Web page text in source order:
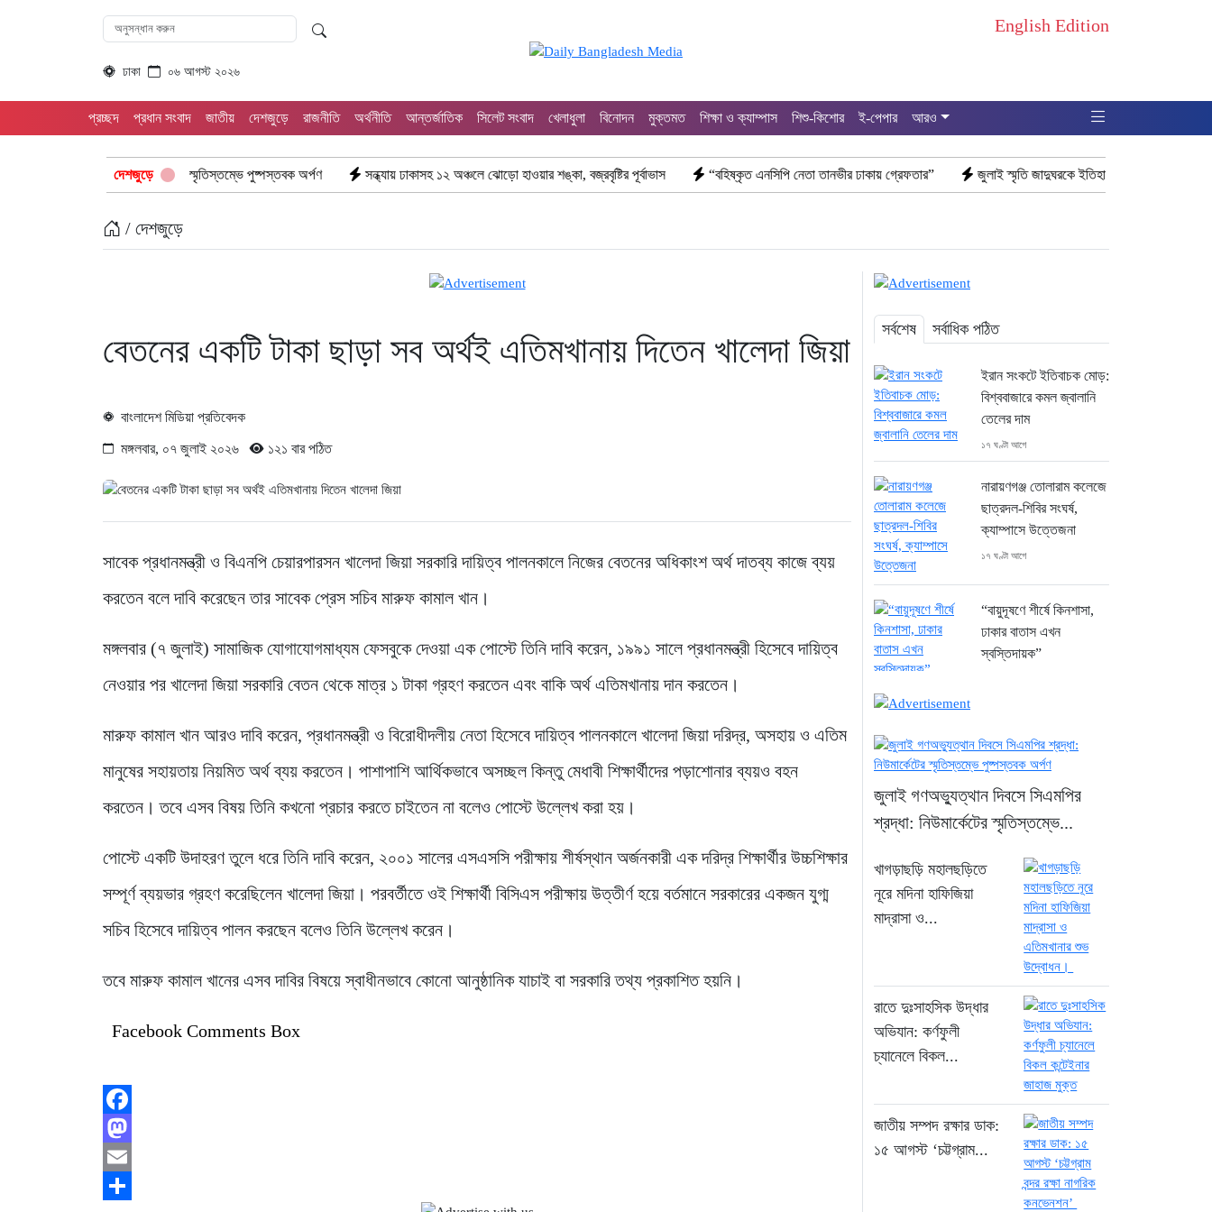
ঢাকা ০৬ আগস্ট ২০২৬
English Edition
প্রচ্ছদ প্রধান সংবাদ জাতীয় দেশজুড়ে রাজনীতি অর্থনীতি আন্তর্জাতিক সিলেট সংবাদ খেলাধুলা বিনোদন মুক্তমত শিক্ষা ও ক্যাম্পাস শিশু-কিশোর ই-পেপার আরও
দেশজুড়ে
শ্রদ্ধা: নিউমার্কেটের স্মৃতিস্তম্ভে পুষ্পস্তবক অর্পণ সন্ধ্যায় ঢাকাসহ ১২ অঞ্চলে ঝোড়ো হাওয়ার শঙ্কা, বজ্রবৃষ্টির পূর্বাভাস “বহিষ্কৃত এনসিপি নেতা তানভীর ঢাকায় গ্রেফতার” জুলাই স্মৃতি জাদুঘরকে ইতিহাসের নতুন পর্যায় আখ্যা দিলেন ড.
/ দেশজুড়ে
বেতনের একটি টাকা ছাড়া সব অর্থই এতিমখানায় দিতেন খালেদা জিয়া
বাংলাদেশ মিডিয়া প্রতিবেদক
মঙ্গলবার, ০৭ জুলাই ২০২৬ ১২১ বার পঠিত
সাবেক প্রধানমন্ত্রী ও বিএনপি চেয়ারপারসন খালেদা জিয়া সরকারি দায়িত্ব পালনকালে নিজের বেতনের অধিকাংশ অর্থ দাতব্য কাজে ব্যয়
করতেন বলে দাবি করেছেন তার সাবেক প্রেস সচিব মারুফ কামাল খান।
মঙ্গলবার (৭ জুলাই) সামাজিক যোগাযোগমাধ্যম ফেসবুকে দেওয়া এক পোস্টে তিনি দাবি করেন, ১৯৯১ সালে প্রধানমন্ত্রী হিসেবে দায়িত্ব
নেওয়ার পর খালেদা জিয়া সরকারি বেতন থেকে মাত্র ১ টাকা গ্রহণ করতেন এবং বাকি অর্থ এতিমখানায় দান করতেন।
মারুফ কামাল খান আরও দাবি করেন, প্রধানমন্ত্রী ও বিরোধীদলীয় নেতা হিসেবে দায়িত্ব পালনকালে খালেদা জিয়া দরিদ্র, অসহায় ও এতিম
মানুষের সহায়তায় নিয়মিত অর্থ ব্যয় করতেন। পাশাপাশি আর্থিকভাবে অসচ্ছল কিন্তু মেধাবী শিক্ষার্থীদের পড়াশোনার ব্যয়ও বহন
করতেন। তবে এসব বিষয় তিনি কখনো প্রচার করতে চাইতেন না বলেও পোস্টে উল্লেখ করা হয়।
পোস্টে একটি উদাহরণ তুলে ধরে তিনি দাবি করেন, ২০০১ সালের এসএসসি পরীক্ষায় শীর্ষস্থান অর্জনকারী এক দরিদ্র শিক্ষার্থীর উচ্চশিক্ষার
সম্পূর্ণ ব্যয়ভার গ্রহণ করেছিলেন খালেদা জিয়া। পরবর্তীতে ওই শিক্ষার্থী বিসিএস পরীক্ষায় উত্তীর্ণ হয়ে বর্তমানে সরকারের একজন যুগ্ম
সচিব হিসেবে দায়িত্ব পালন করছেন বলেও তিনি উল্লেখ করেন।
তবে মারুফ কামাল খানের এসব দাবির বিষয়ে স্বাধীনভাবে কোনো আনুষ্ঠানিক যাচাই বা সরকারি তথ্য প্রকাশিত হয়নি।
Facebook Comments Box
Facebook
Mastodon
Email
সর্বশেষ সর্বাধিক পঠিত
ইরান সংকটে ইতিবাচক মোড়:
বিশ্ববাজারে কমল জ্বালানি
তেলের দাম
১৭ ঘণ্টা আগে
নারায়ণগঞ্জ তোলারাম কলেজে
ছাত্রদল-শিবির সংঘর্ষ,
ক্যাম্পাসে উত্তেজনা
১৭ ঘণ্টা আগে
“বায়ুদূষণে শীর্ষে কিনশাসা,
ঢাকার বাতাস এখন
স্বস্তিদায়ক”
চিরস্থায়ী করার প্রত্যয়
ভারপ্রাপ্ত রাষ্ট্রপতির”
১৭ ঘণ্টা আগে
সিএমপির শ্রদ্ধা:
নিউমার্কেটের স্মৃতিস্তম্ভে
পুষ্পস্তবক অর্পণ
১৯ ঘণ্টা আগে
সন্ধ্যায় ঢাকাসহ ১২ অঞ্চলে
ঝোড়ো হাওয়ার শঙ্কা,
বজ্রবৃষ্টির পূর্বাভাস
২১ ঘণ্টা আগে
তানভীর ঢাকায় গ্রেফতার”
২১ ঘণ্টা আগে
জুলাই স্মৃতি জাদুঘরকে
জুলাই গণঅভ্যুত্থান দিবসে সিএমপির
শ্রদ্ধা: নিউমার্কেটের স্মৃতিস্তম্ভে...
খাগড়াছড়ি মহালছড়িতে
নূরে মদিনা হাফিজিয়া
মাদ্রাসা ও...
রাতে দুঃসাহসিক উদ্ধার
অভিযান: কর্ণফুলী
চ্যানেলে বিকল...
জাতীয় সম্পদ রক্ষার ডাক:
১৫ আগস্ট ‘চট্টগ্রাম...